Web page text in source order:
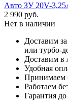
Авто ЗУ 20V-
2 990 руб.
Нет в наличии
Доставим
или турбо-
Доставим в
Удобная
Принимаем
Работаем
Гарантия до